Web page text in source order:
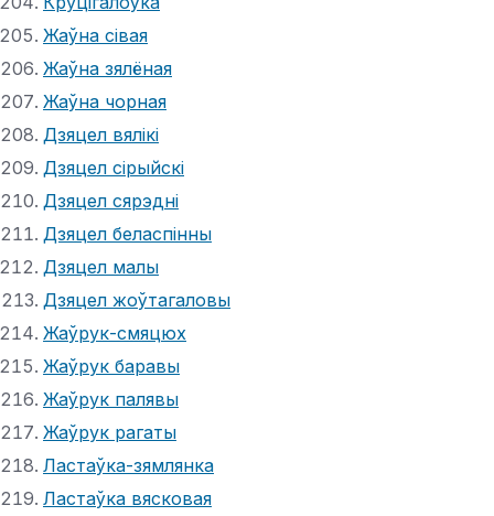
Жаўна сівая
Жаўна зялёная
Жаўна чорная
Дзяцел вялікі
Дзяцел сірыйскі
Дзяцел сярэдні
Дзяцел беласпінны
Дзяцел малы
Дзяцел жоўтагаловы
Жаўрук-смяцюх
Жаўрук баравы
Жаўрук палявы
Жаўрук рагаты
Ластаўка-зямлянка
Ластаўка вясковая